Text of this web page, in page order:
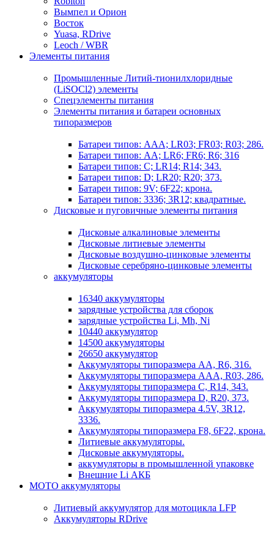
Вымпел и Орион
Восток
Yuasa, RDrive
Leoch / WBR
Элементы питания
Промышленные Литий-тионилхлоридные
(LiSOCl2) элементы
Спецэлементы питания
Элементы питания и батареи основных
типоразмеров
Батареи типов: AAA; LR03; FR03; R03; 286.
Батареи типов: AA; LR6; FR6; R6; 316
Батареи типов: C; LR14; R14; 343.
Батареи типов: D; LR20; R20; 373.
Батареи типов: 9V; 6F22; крона.
Батареи типов: 3336; 3R12; квадратные.
Дисковые и пуговичные элементы питания
Дисковые алкалиновые элементы
Дисковые литиевые элементы
Дисковые воздушно-цинковые элементы
Дисковые серебряно-цинковые элементы
аккумуляторы
16340 аккумуляторы
зарядные устройства для сборок
зарядные устройства Li, Mh, Ni
10440 аккумулятор
14500 аккумуляторы
26650 аккумулятор
Аккумуляторы типоразмера АА, R6, 316.
Аккумуляторы типоразмера ААА, R03, 286.
Аккумуляторы типоразмера С, R14, 343.
Аккумуляторы типоразмера D, R20, 373.
Аккумуляторы типоразмера 4.5V, 3R12,
3336.
Аккумуляторы типоразмера F8, 6F22, крона.
Литиевые аккумуляторы.
Дисковые аккумуляторы.
аккумуляторы в промышленной упаковке
Внешние Li АКБ
МОТО аккумуляторы
Литиевый аккумулятор для мотоцикла LFP
Аккумуляторы RDrive